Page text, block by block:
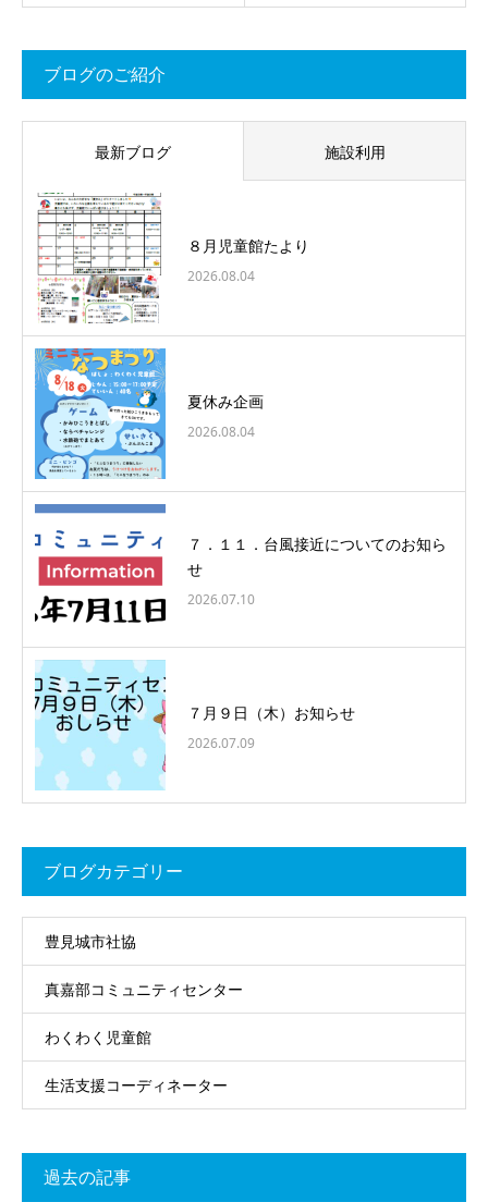
ブログのご紹介
最新ブログ 施設利用
８月児童館たより
2026.08.04
夏休み企画
2026.08.04
７．１１．台風接近についてのお知ら
せ
2026.07.10
７月９日（木）お知らせ
2026.07.09
ブログカテゴリー
豊見城市社協
真嘉部コミュニティセンター
わくわく児童館
生活支援コーディネーター
過去の記事